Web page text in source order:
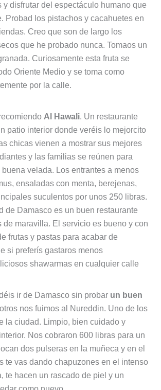
y disfrutar del espectáculo humano que
Probad los pistachos y cacahuetes en
Creo que son de largo los
que he probado nunca. Tomaos un
Curiosamente esta fruta se
Oriente Medio y se toma como
por la calle.
Al Hawali. Un restaurante
patio interior donde veréis lo mejorcito
chicas vienen a mostrar sus mejores
y las familias se reúnen para
velada. Los entrantes a menos
ensaladas con menta, berejenas,
suculentos por unos 250 libras.
de Damasco es un buen restaurante
de maravilla. El servicio es bueno y con
frutas y pastas para acabar de
si preferís gastaros menos
shawarmas en cualquier calle
ir de Damasco sin probar un buen
nos fuimos al Nureddin. Uno de los
la ciudad. Limpio, bien cuidado y
Nos cobraron 600 libras para un
dos pulseras en la muñeca y en el
te vas dando chapuzones en el intenso
te hacen un rascado de piel y un